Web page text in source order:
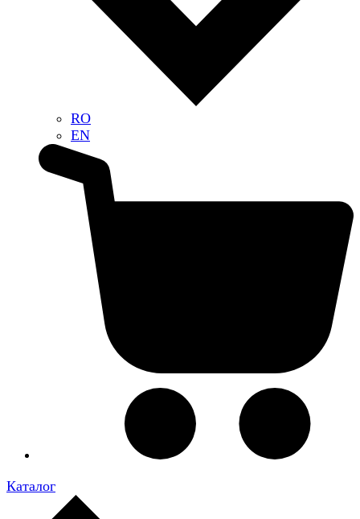
RO
EN
Каталог